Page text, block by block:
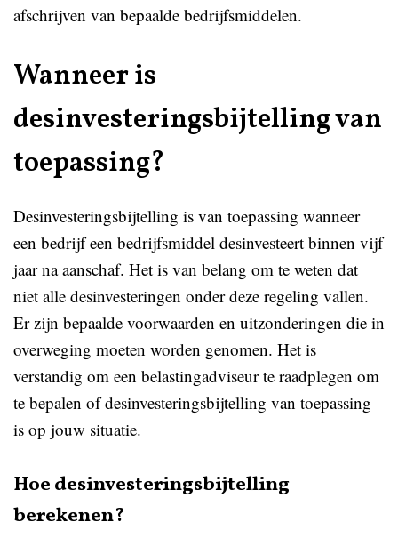
afschrijven van bepaalde bedrijfsmiddelen.
Wanneer is
desinvesteringsbijtelling van
toepassing?
Desinvesteringsbijtelling is van toepassing wanneer
een bedrijf een bedrijfsmiddel desinvesteert binnen vijf
jaar na aanschaf. Het is van belang om te weten dat
niet alle desinvesteringen onder deze regeling vallen.
Er zijn bepaalde voorwaarden en uitzonderingen die in
overweging moeten worden genomen. Het is
verstandig om een belastingadviseur te raadplegen om
te bepalen of desinvesteringsbijtelling van toepassing
is op jouw situatie.
Hoe desinvesteringsbijtelling
berekenen?